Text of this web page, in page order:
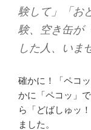
験して」「お
験、空き缶が
した人、いま
確かに！「ペコ
かに「ペコッ」
ら「どばしゅッ
ました。